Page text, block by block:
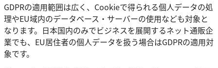
GDPRの適用範囲は広く、Cookieで得られる個人データの処
理やEU域内のデータベース・サーバーの使用なども対象と
なります。日本国内のみでビジネスを展開するネット通販企
業でも、EU居住者の個人データを扱う場合はGDPRの適用対
象です。